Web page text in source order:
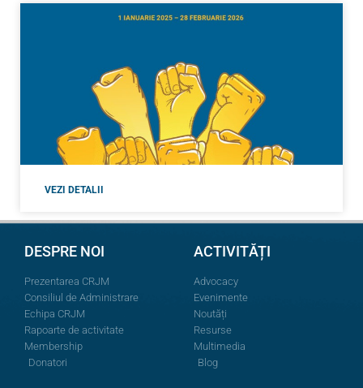
VEZI DETALII
DESPRE NOI
Prezentarea CRJM
Consiliul de Administrare
Echipa CRJM
Rapoarte de activitate
Membership
Donatori
ACTIVITĂȚI
Advocacy
Evenimente
Noutăți
Resurse
Multimedia
Blog